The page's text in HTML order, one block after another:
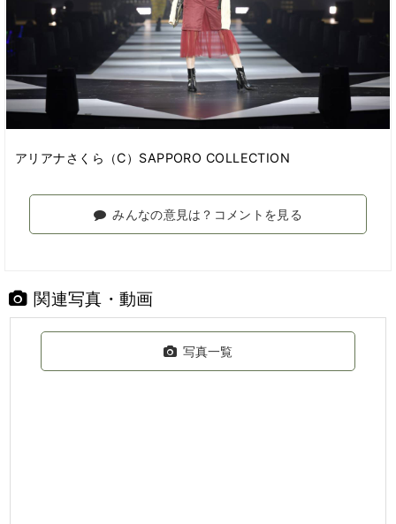
アリアナさくら（C）SAPPORO COLLECTION
みんなの意見は？コメントを見る
関連写真・動画
写真一覧